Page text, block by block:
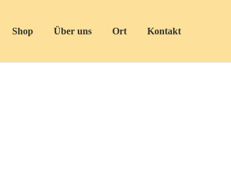
Shop Über uns Ort Kontakt